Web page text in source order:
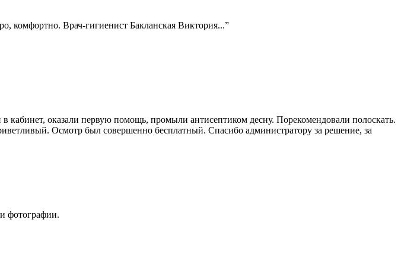
комфортно. Врач-гигиенист Бакланская Виктория...”
кабинет, оказали первую помощь, промыли антисептиком десну. Порекомендовали полоскать.
Осмотр был совершенно бесплатный. Спасибо администратору за решение, за
фотографии.